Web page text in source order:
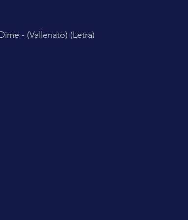
- (Vallenato) (Letra)